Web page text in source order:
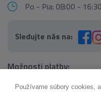
Po - Pia: 08:00 - 16:30
Sledujte nás na:
Možnosti platby:
Používame súbory cookies,